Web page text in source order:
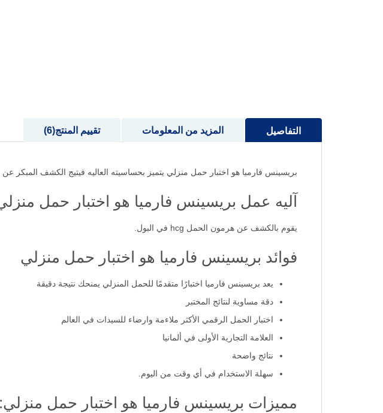
التفاصيل
بريسينس فارميا هو اختبار حمل منزلي يتميز بحساسيته العاليه فيتيج الكشف المبكر
آليه عمل بريسينس فارميا هو اختبار حمل
يقوم بالكشف عن هرمون الحمل hcg في البول.
فوائد بريسينس فارميا هو اختبار حمل منزلي
يعد بريسينس فارميا اختبارًا متقدمًا للحمل المنزلي يمنحك نتيجة دقيقة
دقة مساوية لنتائج المختبر
اختبار الحمل الرقمي الأكثر ملاءمة وارضاء للسيدات في العالم
العلامة التجارية الأولى في ألمانيا
نتائج واضحة
سهلة الاستخدام في أي وقت من اليوم.
مميزات بريسينس فارميا هو اختبار حمل منزلي:
المزيد من المعلومات تقييم المنتج 6